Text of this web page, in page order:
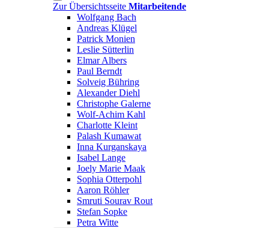
Zur Übersichtsseite Mitarbeitende
Wolfgang Bach
Andreas Klügel
Patrick Monien
Leslie Sütterlin
Elmar Albers
Paul Berndt
Solveig Bühring
Alexander Diehl
Christophe Galerne
Wolf-Achim Kahl
Charlotte Kleint
Palash Kumawat
Inna Kurganskaya
Isabel Lange
Joely Marie Maak
Sophia Otterpohl
Aaron Röhler
Smruti Sourav Rout
Stefan Sopke
Petra Witte